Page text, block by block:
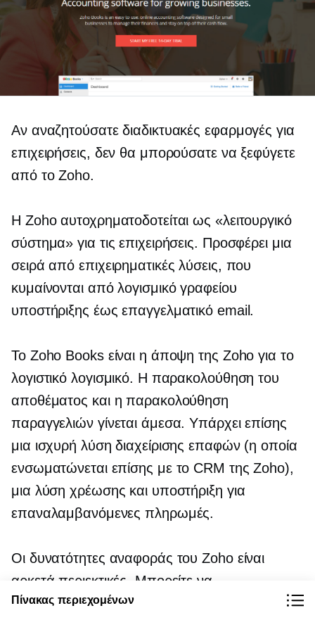
Αν αναζητούσατε διαδικτυακές εφαρμογές για
επιχειρήσεις, δεν θα μπορούσατε να ξεφύγετε
από το Zoho.
Η Zoho αυτοχρηματοδοτείται ως «λειτουργικό
σύστημα» για τις επιχειρήσεις. Προσφέρει μια
σειρά από επιχειρηματικές λύσεις, που
κυμαίνονται από λογισμικό γραφείου
υποστήριξης έως επαγγελματικό email.
Το Zoho Books είναι η άποψη της Zoho για το
λογιστικό λογισμικό. Η παρακολούθηση του
αποθέματος και η παρακολούθηση
παραγγελιών γίνεται άμεσα. Υπάρχει επίσης
μια ισχυρή λύση διαχείρισης επαφών (η οποία
ενσωματώνεται επίσης με το CRM της Zoho),
μια λύση χρέωσης και υποστήριξη για
επαναλαμβανόμενες πληρωμές.
Οι δυνατότητες αναφοράς του Zoho είναι
αρκετά περιεκτικές. Μπορείτε να
δημιουργήσετεσε βάθος
Πίνακας περιεχομένων